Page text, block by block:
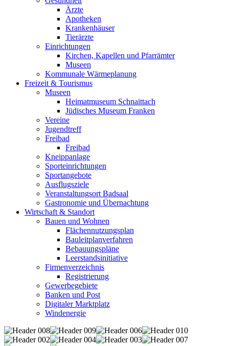
Ärzte
Apotheken
Krankenhäuser
Tierärzte
Einrichtungen
Kirchen, Kapellen und Pfarrämter
Museen
Kommunale Wärmeplanung
Freizeit & Tourismus
Museen
Heimatmuseum Schnaittach
Jüdisches Museum Franken
Vereine
Jugendtreff
Freibad
Freibad
Kneippanlage
Sporteinrichtungen
Sportangebote
Ausflugsziele
Veranstaltungsort Badsaal
Gastronomie und Übernachtung
Wirtschaft & Standort
Bauen und Wohnen
Flächennutzungsplan
Bauleitplanverfahren
Bebauungspläne
Leerstandsinitiative
Firmenverzeichnis
Registrierung
Gewerbegebiete
Banken und Post
Digitaler Marktplatz
Windenergie